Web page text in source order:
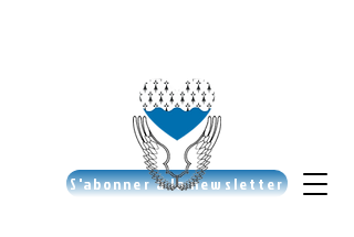
S'abonner à la newsletter